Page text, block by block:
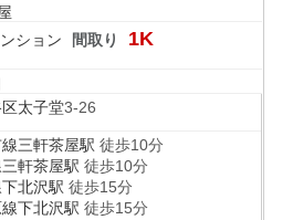
ション 間取り 1K
太子堂3-26
三軒茶屋駅 徒歩10分
三軒茶屋駅 徒歩10分
下北沢駅 徒歩15分
下北沢駅 徒歩15分